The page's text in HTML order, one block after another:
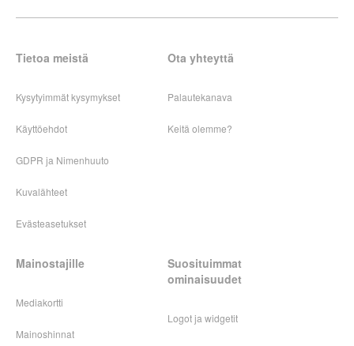
Tietoa meistä
Kysytyimmät kysymykset
Käyttöehdot
GDPR ja Nimenhuuto
Kuvalähteet
Evästeasetukset
Ota yhteyttä
Palautekanava
Keitä olemme?
Mainostajille
Mediakortti
Mainoshinnat
Suosituimmat
ominaisuudet
Logot ja widgetit